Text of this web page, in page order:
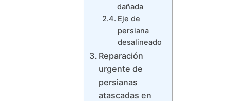
dañada
Eje de
persiana
desalineado
Reparación
urgente de
persianas
atascadas en